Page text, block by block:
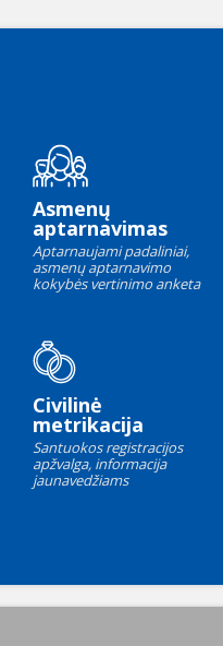
Asmenų
aptarnavimas
Aptarnaujami padaliniai,
asmenų aptarnavimo
kokybės vertinimo anketa
Civilinė
metrikacija
Santuokos registracijos
apžvalga, informacija
jaunavedžiams